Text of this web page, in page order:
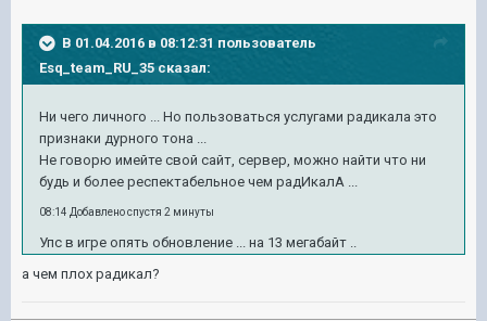
В 01.04.2016 в 08:12:31 пользователь
Esq_team_RU_35 сказал:
Ни чего личного ... Но пользоваться услугами радикала это
признаки дурного тона ...
Не говорю имейте свой сайт, сервер, можно найти что ни
будь и более респектабельное чем радИкалА ...
08:14 Добавлено спустя 2 минуты
Упс в игре опять обновление ... на 13 мегабайт ..
а чем плох радикал?